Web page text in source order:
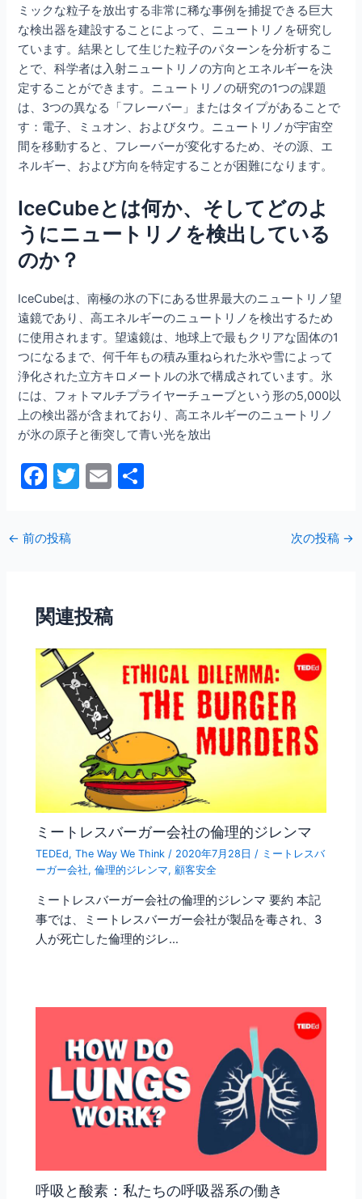
ミックな粒子を放出する非常に稀な事例を捕捉できる巨大
な検出器を建設することによって、ニュートリノを研究し
ています。結果として生じた粒子のパターンを分析するこ
とで、科学者は入射ニュートリノの方向とエネルギーを決
定することができます。ニュートリノの研究の1つの課題
は、3つの異なる「フレーバー」またはタイプがあることで
す：電子、ミュオン、およびタウ。ニュートリノが宇宙空
間を移動すると、フレーバーが変化するため、その源、エ
ネルギー、および方向を特定することが困難になります。
IceCubeとは何か、そしてどのよ
うにニュートリノを検出している
のか？
IceCubeは、南極の氷の下にある世界最大のニュートリノ望
遠鏡であり、高エネルギーのニュートリノを検出するため
に使用されます。望遠鏡は、地球上で最もクリアな固体の1
つになるまで、何千年もの積み重ねられた氷や雪によって
浄化された立方キロメートルの氷で構成されています。氷
には、フォトマルチプライヤーチューブという形の5,000以
上の検出器が含まれており、高エネルギーのニュートリノ
が氷の原子と衝突して青い光を放出
F
c
e
o
o
k
T
E
← 前の投稿 次の投稿 →
関連投稿
ミートレスバーガー会社の倫理的ジレンマ
TEDEd,The Way We Think / 2020年7月28日/ ミートレスバ
ーガー会社,倫理的ジレンマ,顧客安全
ミートレスバーガー会社の倫理的ジレンマ 要約 本記
事では、ミートレスバーガー会社が製品を毒され、3
人が死亡した倫理的ジレ…
呼吸と酸素：私たちの呼吸器系の働き